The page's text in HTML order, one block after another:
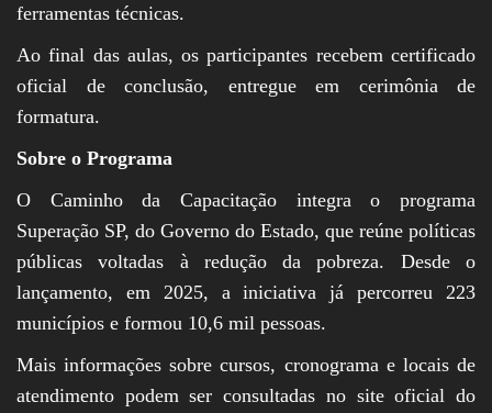
ferramentas técnicas.
Ao final das aulas, os participantes recebem certificado
oficial de conclusão, entregue em cerimônia de
formatura.
Sobre o Programa
O Caminho da Capacitação integra o programa
Superação SP, do Governo do Estado, que reúne políticas
públicas voltadas à redução da pobreza. Desde o
lançamento, em 2025, a iniciativa já percorreu 223
municípios e formou 10,6 mil pessoas.
Mais informações sobre cursos, cronograma e locais de
atendimento podem ser consultadas no site oficial do